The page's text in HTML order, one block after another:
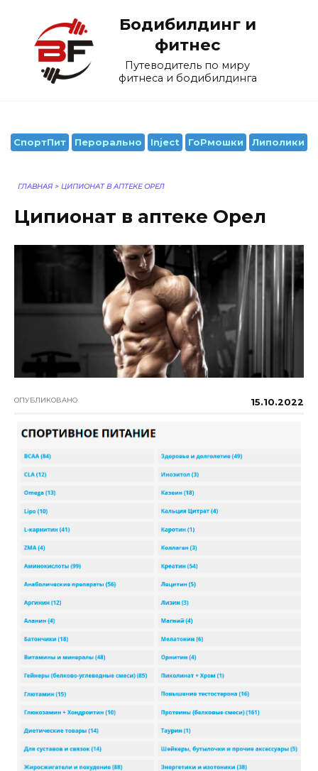
содержанию
Бодибилдинг и
фитнес
Путеводитель по миру
фитнеса и бодибилдинга
СпортПит Перорально Inject ГоРмошки Липолики
ГЛАВНАЯ > ЦИПИОНАТ В АПТЕКЕ ОРЕЛ
Ципионат в аптеке Орел
ОПУБЛИКОВАНО 15.10.2022